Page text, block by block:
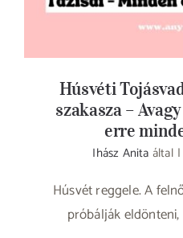
Húsvéti
szakasza –
erre
Ihász Anita által |
Húsvét reggele. A
próbálják